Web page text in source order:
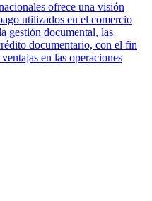
ofrece una visión
utilizados en el comercio
gestión documental, las
documentario, con el fin
en las operaciones